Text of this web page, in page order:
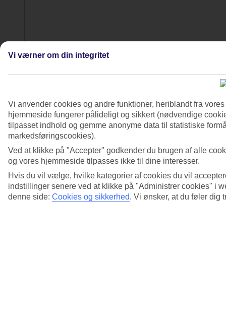
Vi værner om din integritet
Vi anvender cookies og andre funktioner, heriblandt fra
hjemmeside fungerer pålideligt og sikkert (nødvendige
tilpasset indhold og gemme anonyme data til statistiske
markedsføringscookies).
Ved at klikke på "Accepter" godkender du brugen af alle
og vores hjemmeside tilpasses ikke til dine interesser.
Hvis du vil vælge, hvilke kategorier af cookies du vil
indstillinger senere ved at klikke på "Administrer cookies" i
denne side: Cookies og sikkerhed. Vi ønsker, at du føler dig